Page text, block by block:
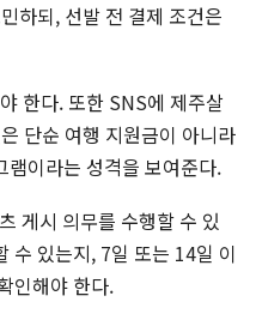
하되, 선발 전 결제 조건은
한다. 또한 SNS에 제주살
단순 여행 지원금이 아니라
램이라는 성격을 보여준다.
게시 의무를 수행할 수 있
수 있는지, 7일 또는 14일 이
인해야 한다.